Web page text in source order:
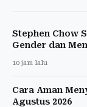
Stephen Chow
Gender dan
10 jam lalu
Cara Aman
Agustus 2026